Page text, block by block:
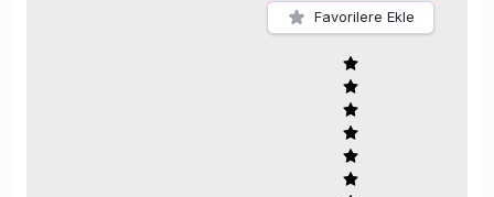
Favorilere Ekle